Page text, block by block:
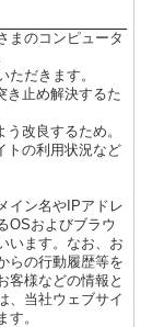
まのコンピュータ
だきます。
き止め解決するた
改良するため。
トの利用状況など
イン名やIPアドレ
OSおよびブラウ
います。なお、お
らの行動履歴等を
客様などの情報と
、当社ウェブサイ
。